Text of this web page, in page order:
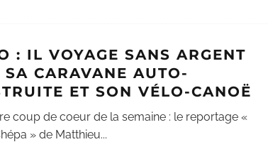
: IL VOYAGE SANS ARGENT
SA CARAVANE AUTO-
ET SON VÉLO-CANOË
coup de coeur de la semaine : le reportage «
» de Matthieu...